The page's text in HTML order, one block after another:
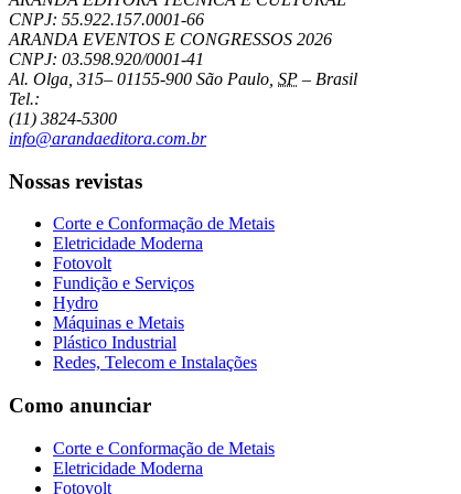
CNPJ: 55.922.157.0001-66
ARANDA EVENTOS E CONGRESSOS 2026
CNPJ: 03.598.920/0001-41
Al. Olga, 315– 01155-900 São Paulo SP – Brasil
Tel.:
(11) 3824-5300
info@arandaeditora.com.br
Nossas revistas
Corte e Conformação de Metais
Eletricidade Moderna
Fotovolt
Fundição e Serviços
Hydro
Máquinas e Metais
Plástico Industrial
Redes, Telecom e Instalações
Como anunciar
Corte e Conformação de Metais
Eletricidade Moderna
Fotovolt